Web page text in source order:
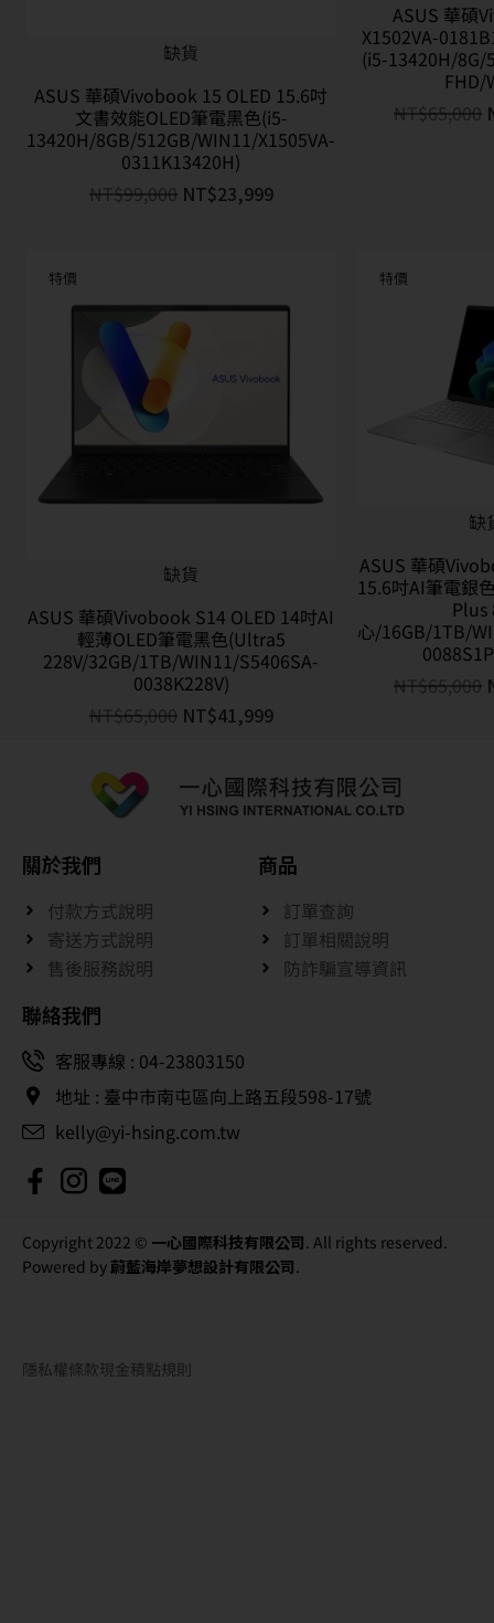
缺貨
ASUS 華碩Vivobook 15 OLED 15.6吋
文書效能OLED筆電黑色(i5-
13420H/8GB/512GB/WIN11/X1505VA-
0311K13420H)
NT$99,000 NT$23,999
ASUS 華碩
X1502VA-
(i5-13420H/8G/
FHD/
NT$65,000
特價
缺貨
ASUS 華碩Vivobook S14 OLED 14吋AI
輕薄OLED筆電黑色(Ultra5
228V/32GB/1TB/WIN11/S5406SA-
0038K228V)
NT$65,000 NT$41,999
特價
缺
ASUS 華碩
15.6吋AI筆電銀
Plus
心/16GB/1TB/
NT$65,000
關於我們
付款方式說明
寄送方式說明
售後服務說明
商品
訂單查詢
訂單相關說明
防詐騙宣導資訊
聯絡我們
客服專線 : 04-23803150
地址 : 臺中市南屯區向上路五段598-17號
kelly@yi-hsing.com.tw
Copyright 2022 © 一心國際科技有限公司. All rights reserved.
Powered by蔚藍海岸夢想設計有限公司.
隱私權條款現金積點規則